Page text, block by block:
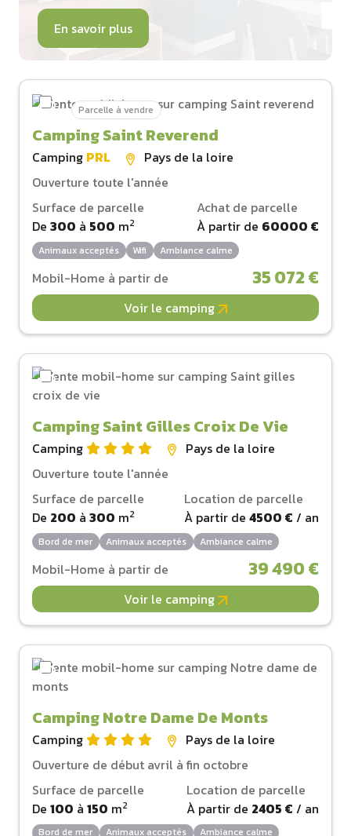
En savoir plus
Parcelle à vendre
Camping Saint Reverend
Camping PRL
Pays de la loire
Ouverture toute l'année
Surface de parcelle
De 300 à 500 m2
Achat de parcelle
À partir de 60000 €
Animaux acceptés Wifi Ambiance calme
Mobil-Home à partir de 35 072 €
Voir le camping
Camping Saint Gilles Croix De Vie
Camping
Pays de la loire
Ouverture toute l'année
Surface de parcelle
De 200 à 300 m2
Location de parcelle
À partir de 4500 € / an
Bord de mer Animaux acceptés Ambiance calme
Mobil-Home à partir de 39 490 €
Voir le camping
Camping Notre Dame De Monts
Camping
Pays de la loire
Ouverture de début avril à fin octobre
Surface de parcelle
De 100 à 150 m2
Location de parcelle
À partir de 2405 € / an
Bord de mer Animaux acceptés Ambiance calme